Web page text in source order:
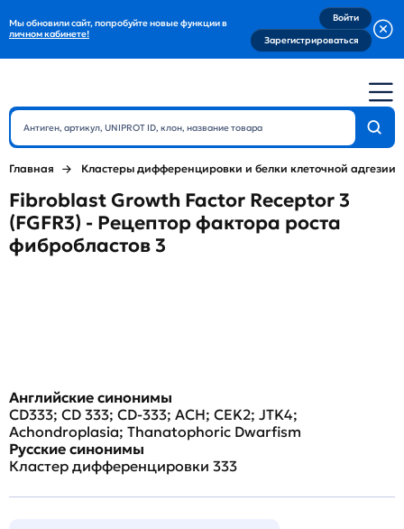
Мы обновили сайт, попробуйте новые функции в
личном кабинете!
Войти
Зарегистрироваться
Главная Кластеры дифференцировки и белки клеточной адгезии
Fibroblast Growth Factor Receptor 3
(FGFR3) - Рецептор фактора роста
фибробластов 3
Английские синонимы
CD333; CD 333; CD-333; ACH; CEK2; JTK4;
Achondroplasia; Thanatophoric Dwarfism
Русские синонимы
Кластер дифференцировки 333